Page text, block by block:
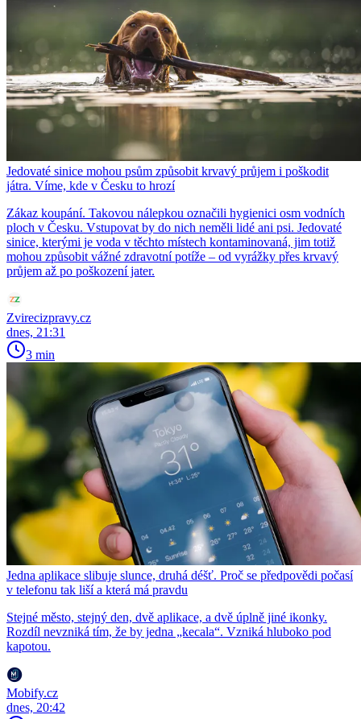
Jedovaté sinice mohou psům způsobit krvavý průjem i poškodit
játra. Víme, kde v Česku to hrozí
Zákaz koupání. Takovou nálepkou označili hygienici osm vodních
ploch v Česku. Vstupovat by do nich neměli lidé ani psi. Jedovaté
sinice, kterými je voda v těchto místech kontaminovaná, jim totiž
mohou způsobit vážné zdravotní potíže – od vyrážky přes krvavý
průjem až po poškození jater.
Zvirecizpravy.cz
dnes, 21:31
3 min
Jedna aplikace slibuje slunce, druhá déšť. Proč se předpovědi počasí
v telefonu tak liší a která má pravdu
Stejné město, stejný den, dvě aplikace, a dvě úplně jiné ikonky.
Rozdíl nevzniká tím, že by jedna „kecala“. Vzniká hluboko pod
kapotou.
Mobify.cz
dnes, 20:42